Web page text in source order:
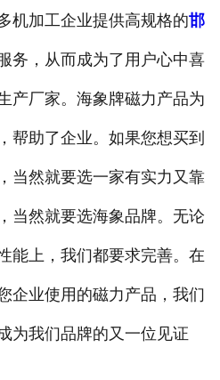
厂区一角
案例展示
联系我们
机加工企业提供高规格的邯
务，从而成为了用户心中喜
产厂家。海象牌磁力产品为
帮助了企业。如果您想买到
当然就要选一家有实力又靠
当然就要选海象品牌。无论
能上，我们都要求完善。在
企业使用的磁力产品，我们
为我们品牌的又一位见证